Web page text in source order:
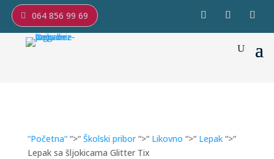
064 856 99 69
“Početna““>“ Školski pribor“>“ Likovno “>“ Lepak“>“
Lepak sa šljokicama Glitter Tix